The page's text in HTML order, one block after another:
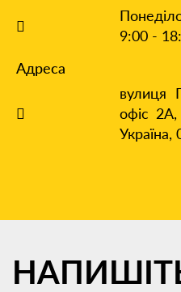
9:00 -
Адреса
вулиця
офіс 2А,
Україна,